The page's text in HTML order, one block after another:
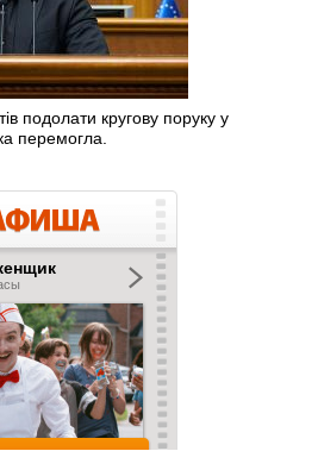
подолати кругову поруку у
перемогла.